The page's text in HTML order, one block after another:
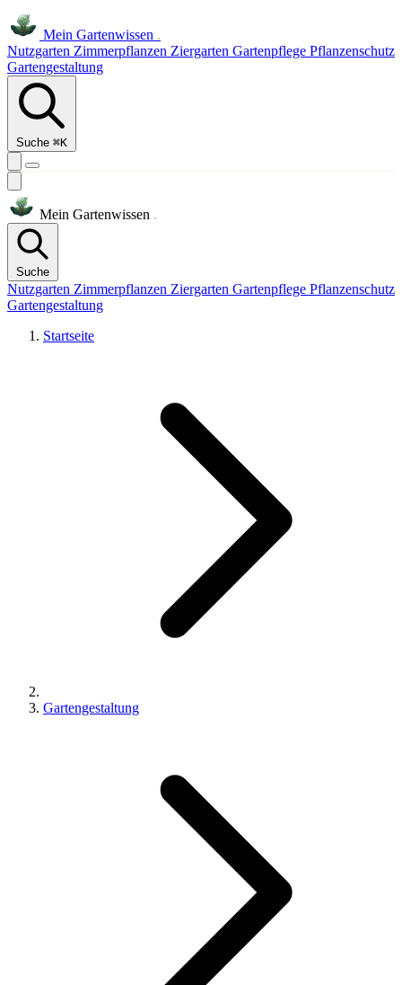
Mein Gartenwissen .
Nutzgarten Zimmerpflanzen Ziergarten Gartenpflege Pflanzenschutz
Gartengestaltung
Suche ⌘K
Mein Gartenwissen .
Suche
Nutzgarten Zimmerpflanzen Ziergarten Gartenpflege Pflanzenschutz
Gartengestaltung
Startseite
Gartengestaltung